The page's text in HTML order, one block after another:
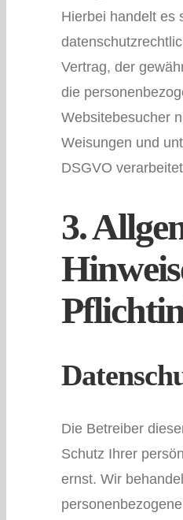
Hierbei handelt es
Vertrag, der
die
Websitebesucher
Weisungen und
DSGVO
3.
Die Betreiber
Schutz Ihrer
ernst. Wir